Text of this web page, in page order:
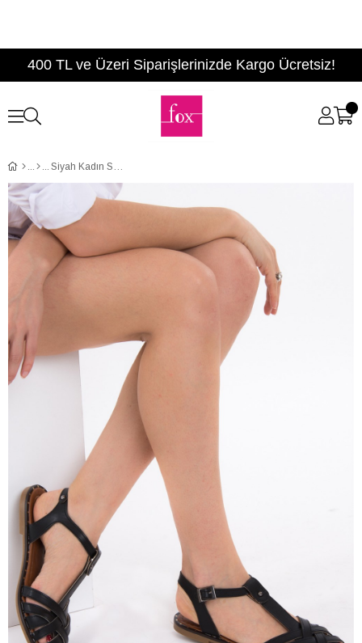
400 TL ve Üzeri Siparişlerinizde Kargo Ücretsiz!
Siyah Kadın Sandalet D641670209